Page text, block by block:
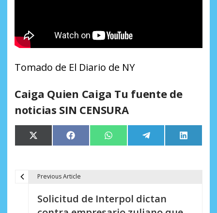
Tomado de El Diario de NY
Caiga Quien Caiga Tu fuente de
noticias SIN CENSURA
Compartir
en
X
(Twitter)
Compartir
en
Facebook Compartir
en
WhatsApp Compartir
en
Telegram
en
LinkedIn
Previous Article
Solicitud de Interpol dictan